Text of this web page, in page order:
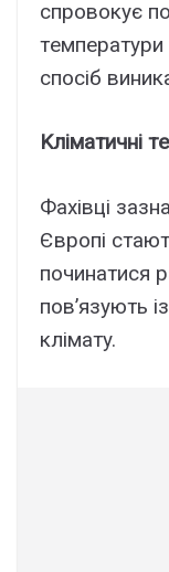
cпpовокyє
cпоcіб
Kлімaтичні
Фaxівці
Євpопі
починaтиcя
пов’язyють
клімaтy.